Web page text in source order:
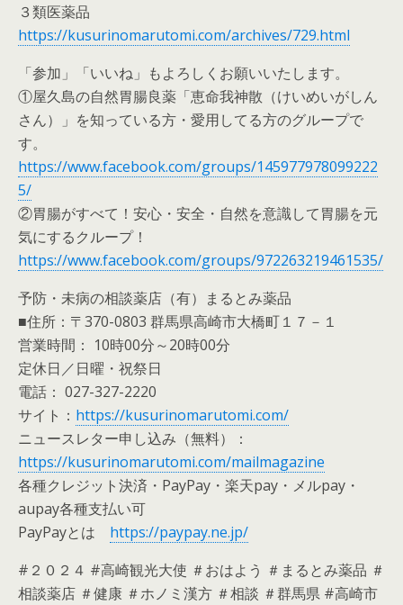
３類医薬品
https://kusurinomarutomi.com/archives/729.html
「参加」「いいね」もよろしくお願いいたします。
①屋久島の自然胃腸良薬「恵命我神散（けいめいがしん
さん）」を知っている方・愛用してる方のグループで
す。
https://www.facebook.com/groups/145977978099222
5/
②胃腸がすべて！安心・安全・自然を意識して胃腸を元
気にするクループ！
https://www.facebook.com/groups/972263219461535/
予防・未病の相談薬店（有）まるとみ薬品
■住所：〒370-0803 群馬県高崎市大橋町１７－１
営業時間： 10時00分～20時00分
定休日／日曜・祝祭日
電話： 027-327-2220
サイト： https://kusurinomarutomi.com/
ニュースレター申し込み（無料）：
https://kusurinomarutomi.com/mailmagazine
各種クレジット決済・PayPay・楽天pay・メルpay・
aupay各種支払い可
PayPayとは https://paypay.ne.jp/
#２０２４ #高崎観光大使 ＃おはよう ＃まるとみ薬品 ＃
相談薬店 ＃健康 ＃ホノミ漢方 ＃相談 ＃群馬県 #高崎市